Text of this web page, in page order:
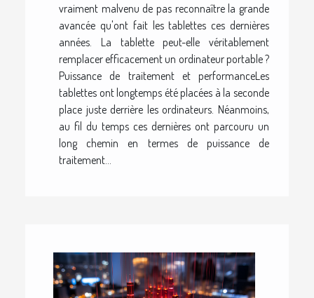
vraiment malvenu de pas reconnaître la grande
avancée qu'ont fait les tablettes ces dernières
années. La tablette peut-elle véritablement
remplacer efficacement un ordinateur portable ?
Puissance de traitement et performanceLes
tablettes ont longtemps été placées à la seconde
place juste derrière les ordinateurs. Néanmoins,
au fil du temps ces dernières ont parcouru un
long chemin en termes de puissance de
traitement...